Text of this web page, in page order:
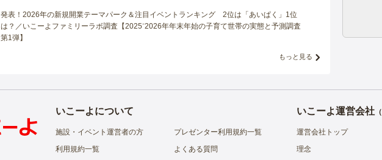
発表！2026年の新規開業テーマパーク＆注目イベントランキング 2位は「あいぱく」1位
は？／いこーよファミリーラボ調査【2025⁻2026年年末年始の子育て世帯の実態と予測調査
第1弾】
もっと見る
いこーよについて
施設・イベント運営者の方
プレゼンター利用規約一覧
利用規約一覧
よくある質問
いこーよ運営会社（
運営会社トップ
理念